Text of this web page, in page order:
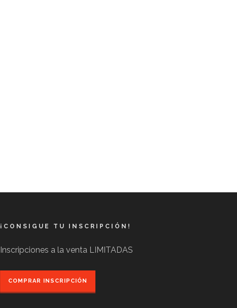
¡CONSIGUE TU INSCRIPCIÓN!
Inscripciones a la venta LIMITADAS
COMPRAR INSCRIPCIÓN